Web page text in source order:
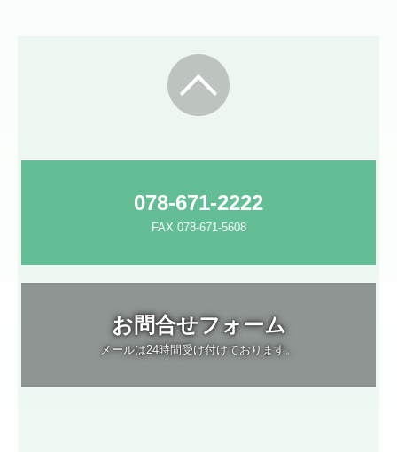
078-671-2222
FAX 078-671-5608
お問合せフォーム
メールは24時間受け付けております。